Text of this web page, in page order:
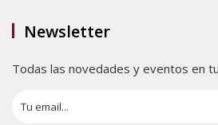
Newsletter
Todas las novedades y eventos en